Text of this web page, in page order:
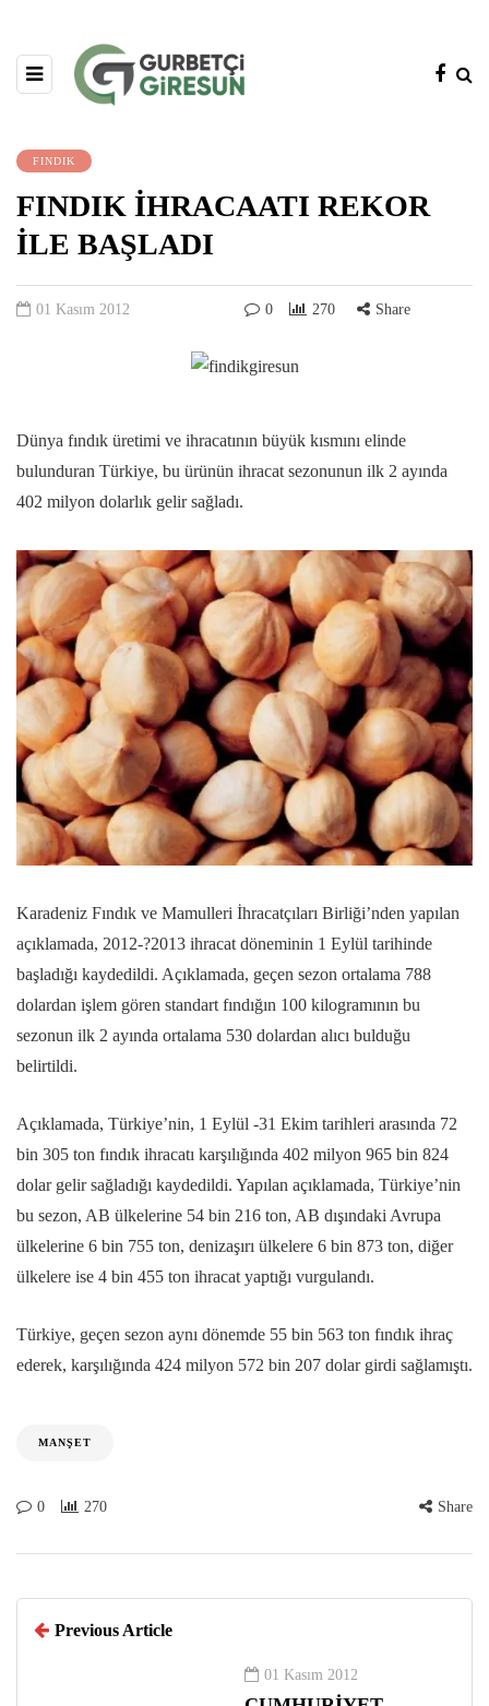
FINDIK
FINDIK İHRACAATI REKOR
İLE BAŞLADI
01 Kasım 2012 0 270 Share
Dünya fındık üretimi ve ihracatının büyük kısmını elinde
bulunduran Türkiye, bu ürünün ihracat sezonunun ilk 2 ayında
402 milyon dolarlık gelir sağladı.
Karadeniz Fındık ve Mamulleri İhracatçıları Birliği’nden yapılan
açıklamada, 2012-?2013 ihracat döneminin 1 Eylül tarihinde
başladığı kaydedildi. Açıklamada, geçen sezon ortalama 788
dolardan işlem gören standart fındığın 100 kilogramının bu
sezonun ilk 2 ayında ortalama 530 dolardan alıcı bulduğu
belirtildi.
Açıklamada, Türkiye’nin, 1 Eylül -31 Ekim tarihleri arasında 72
bin 305 ton fındık ihracatı karşılığında 402 milyon 965 bin 824
dolar gelir sağladığı kaydedildi. Yapılan açıklamada, Türkiye’nin
bu sezon, AB ülkelerine 54 bin 216 ton, AB dışındaki Avrupa
ülkelerine 6 bin 755 ton, denizaşırı ülkelere 6 bin 873 ton, diğer
ülkelere ise 4 bin 455 ton ihracat yaptığı vurgulandı.
Türkiye, geçen sezon aynı dönemde 55 bin 563 ton fındık ihraç
ederek, karşılığında 424 milyon 572 bin 207 dolar girdi sağlamıştı.
MANŞET
0 270 Share
Previous Article
01 Kasım 2012